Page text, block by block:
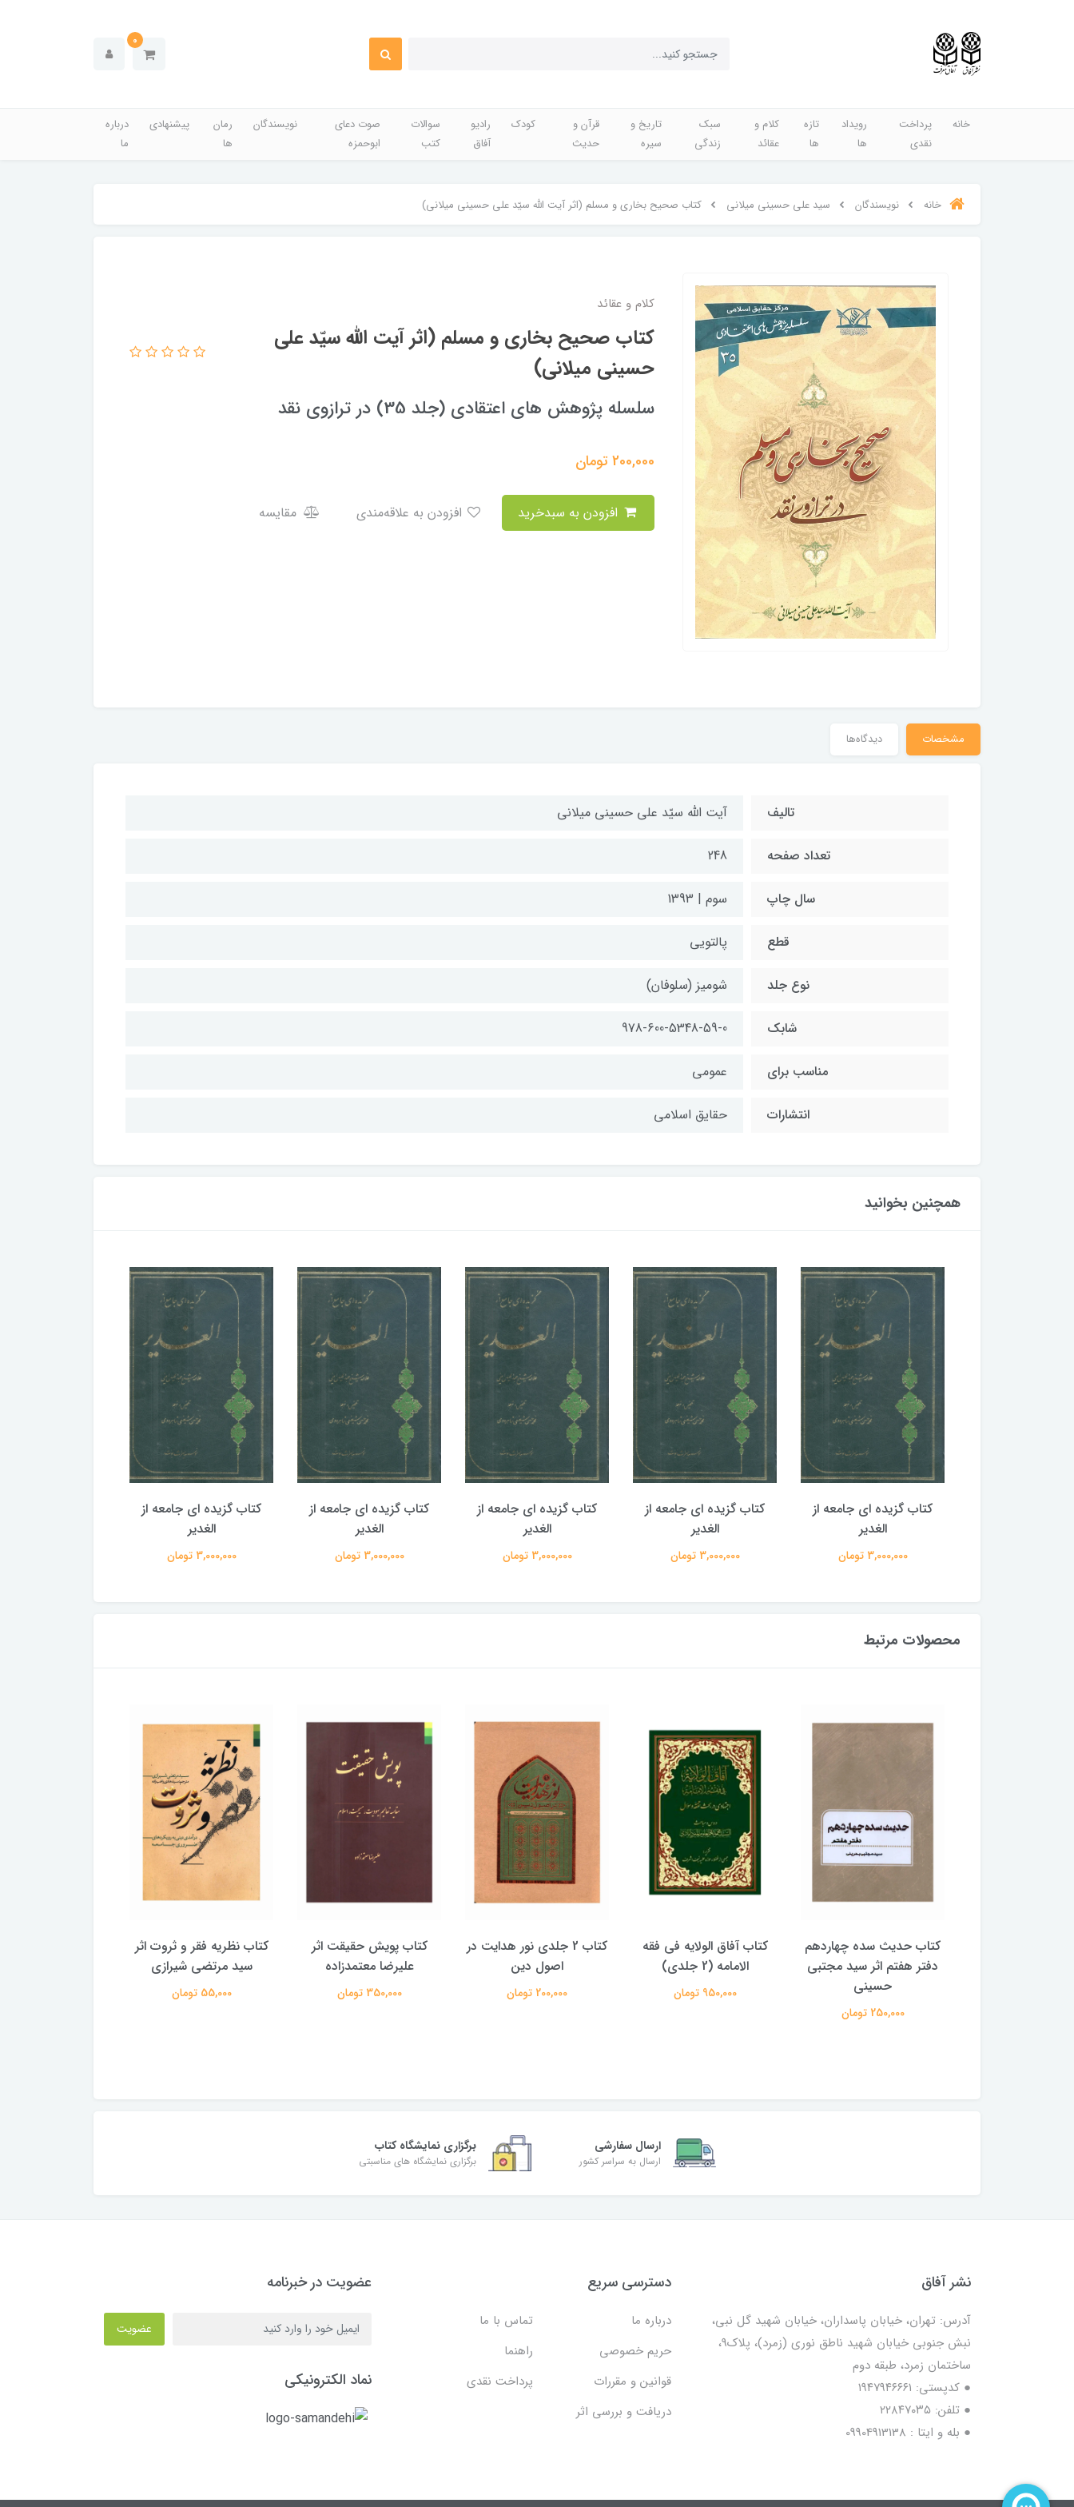
0
خانه
پرداخت
نقدی
رویداد
ها
تازه
ها
کلام و
عقائد
سبک
زندگی
تاریخ و
سیره
قرآن و
حدیث
کودک
رادیو
آفاق
سوالات
کتب
صوت دعای
ابوحمزه
نویسندگان
رمان
ها
پیشنهادی
درباره
ما
خانه نویسندگان سید علی حسینی میلانی کتاب صحیح بخاری و مسلم (اثر آیت الله سیّد علی حسینی میلانی)
کلام و عقائد
کتاب صحیح بخاری و مسلم (اثر آیت الله سیّد علی
حسینی میلانی)
سلسله پژوهش های اعتقادی (جلد 35) در ترازوی نقد
200,000تومان
مقایسه
مشخصات دیدگاه‌ها
تالیف آیت الله سیّد علی حسینی میلانی
تعداد صفحه 248
سال چاپ سوم | 1393
قطع پالتویی
نوع جلد شومیز (سلوفان)
شابک 978-600-5348-59-0
مناسب برای عمومی
انتشارات حقایق اسلامی
همچنین بخوانید
کتاب گزیده ای جامعه از
الغدیر
3,000,000 تومان
کتاب گزیده ای جامعه از
الغدیر
3,000,000 تومان
کتاب گزیده ای جامعه از
الغدیر
3,000,000 تومان
کتاب گزیده ای جامعه از
الغدیر
3,000,000 تومان
کتاب گزیده ای جامعه از
الغدیر
3,000,000 تومان
محصولات مرتبط
کتاب حدیث سده چهاردهم
دفتر هفتم اثر سید مجتبی
حسینی
250,000 تومان
کتاب آفاق الولایه فی فقه
الامامه (2 جلدی)
950,000 تومان
کتاب 2 جلدی نور هدایت در
اصول دین
200,000 تومان
کتاب پویش حقیقت اثر
علیرضا معتمدزاده
350,000 تومان
کتاب نظریه فقر و ثروت اثر
سید مرتضی شیرازی
55,000 تومان
ارسال سفارشی
ارسال به سراسر کشور
برگزاری نمایشگاه کتاب
برگزاری نمایشگاه های مناسبتی
نشر آفاق
آدرس: تهران، خیابان پاسداران، خیابان شهید گل نبی،
نبش جنوبی خیابان شهید ناطق نوری (زمرد)، پلاک9،
ساختمان زمرد، طبقه دوم
● کدپستی: ۱۹۴۷۹۴۶۶۶۱
● تلفن: ٢٢٨۴٧۰۳۵
● بله و ایتا : 09904913138
دسترسی سریع
درباره ما
تماس با ما
حریم خصوصی
راهنما
قوانین و مقررات
پرداخت نقدی
دریافت و بررسی اثر
عضویت در خبرنامه
عضویت
نماد الکترونیکی